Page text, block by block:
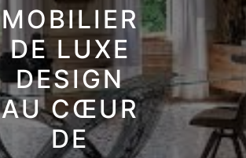
MOBILIER
DE LUXE
DESIGN
AU CŒUR
DE